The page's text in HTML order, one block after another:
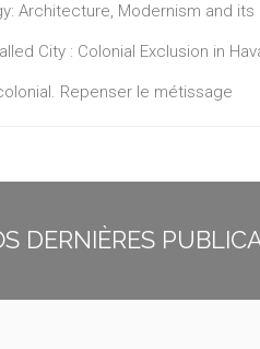
Architecture, Modernism and
City : Colonial Exclusion in
Repenser le métissage
DERNIÈRES